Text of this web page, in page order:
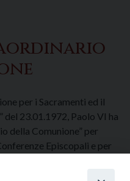
per i Sacramenti ed il
del 23.01.1972, Paolo VI ha
della Comunione” per
Episcopali e per
di comunicarsi. Questo